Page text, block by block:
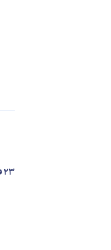
23 فروردین 1405